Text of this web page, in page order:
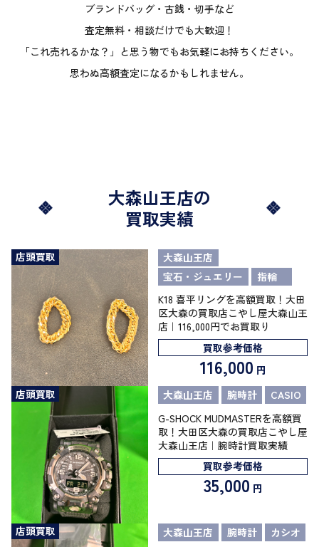
ブランドバッグ・古銭・切手など
査定無料・相談だけでも大歓迎！
「これ売れるかな？」と思う物でもお気軽にお持ちください。
思わぬ高額査定になるかもしれません。
大森山王店の
買取実績
店頭買取
大森山王店
宝石・ジュエリー
指輪
K18 喜平リングを高額買取！大田
区大森の買取店こやし屋大森山王
店｜116,000円でお買取り
買取参考価格
116,000 円
店頭買取
大森山王店 腕時計
CASIO
G-SHOCK MUDMASTERを高額買
取！大田区大森の買取店こやし屋
大森山王店｜腕時計買取実績
買取参考価格
35,000 円
店頭買取 大森山王店 腕時計
カシオ